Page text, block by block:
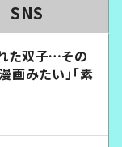
SNS
た双子…その
画みたい」「素